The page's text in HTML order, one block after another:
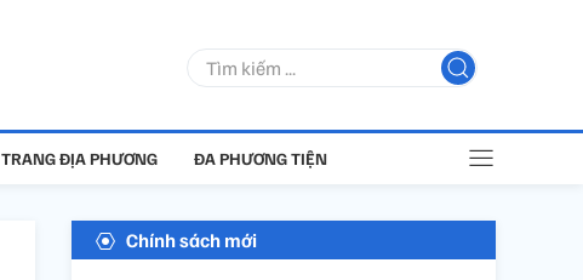
TRANG ĐỊA PHƯƠNG ĐA PHƯƠNG TIỆN
Chính sách mới